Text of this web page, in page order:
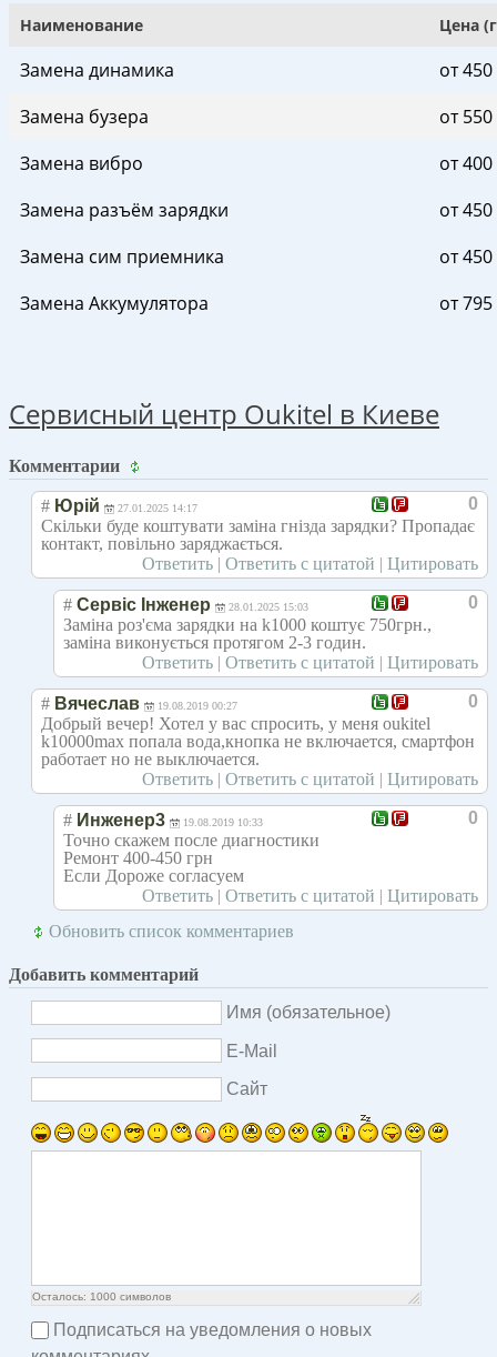
Наименование Цена
Замена динамика
от
Замена бузера
от
Замена вибро
от
Замена разъём зарядки
от
Замена сим приемника
от
Замена Аккумулятора
от
Сервисный центр Oukitel в Киеве
Комментарии
0
# Юрій 27.01.2025 14:17
Скільки буде коштувати заміна гнізда зарядки? Пропадає
контакт, повільно заряджається.
Ответить | Ответить с цитатой | Цитировать
0
# Сервіс Інженер 28.01.2025 15:03
Заміна роз'єма зарядки на k1000 коштує 750грн.,
заміна виконується протягом 2-3 годин.
Ответить | Ответить с цитатой | Цитировать
0
# Вячеслав 19.08.2019 00:27
Добрый вечер! Хотел у вас спросить, у меня oukitel
k10000max попала вода,кнопка не включается, смартфон
работает но не выключается.
Ответить | Ответить с цитатой | Цитировать
0
# Инженер3 19.08.2019 10:33
Точно скажем после диагностики
Ремонт 400-450 грн
Если Дороже согласуем
Ответить | Ответить с цитатой | Цитировать
Обновить список комментариев
Добавить комментарий
Имя (обязательное)
E-Mail
Сайт
Осталось: 1000 символов
Подписаться на уведомления о новых